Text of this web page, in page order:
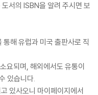
서의 ISBN을 알려 주시면 보
해 유럽과 미국 출판사로 직
요되며, 해외에서도 유통이
있습니다.
있사오니 마이페이지에서